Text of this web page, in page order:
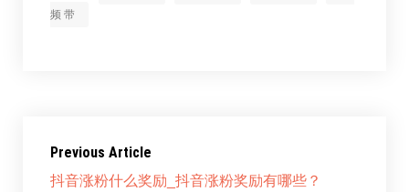
频带
Previous Article
抖音涨粉什么奖励_抖音涨粉奖励有哪些？